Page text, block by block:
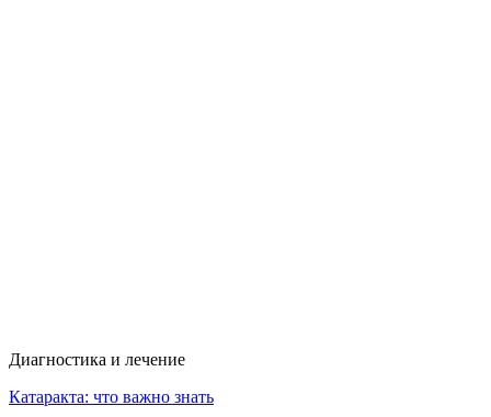
Диагностика и лечение
Катаракта: что важно знать